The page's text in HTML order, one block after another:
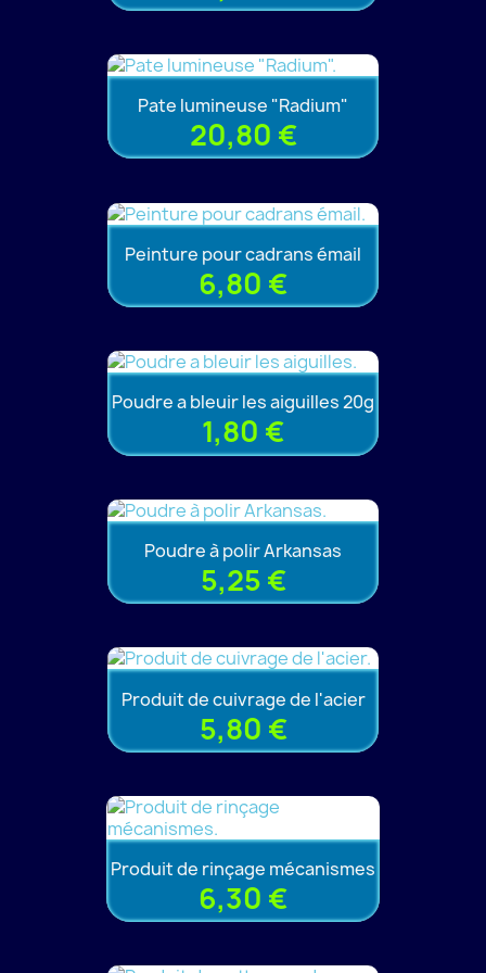
Pate lumineuse "Radium"
20,80 €
Peinture pour cadrans émail
6,80 €
Poudre a bleuir les aiguilles 20g
1,80 €
Poudre à polir Arkansas
5,25 €
Produit de cuivrage de l'acier
5,80 €
Produit de rinçage mécanismes
6,30 €